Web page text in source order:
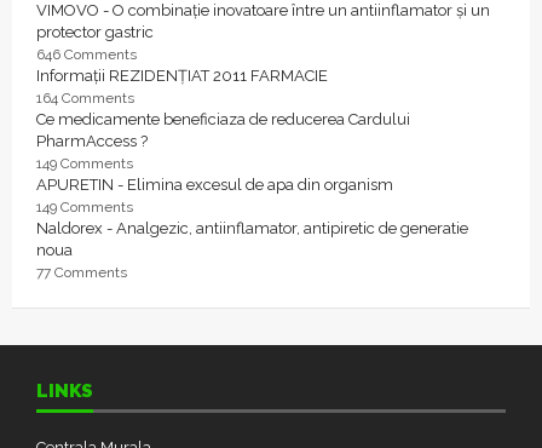
VIMOVO - O combinație inovatoare între un antiinflamator și un
protector gastric
646 Comments
Informații REZIDENȚIAT 2011 FARMACIE
164 Comments
Ce medicamente beneficiaza de reducerea Cardului
PharmAccess ?
149 Comments
APURETIN - Elimina excesul de apa din organism
149 Comments
Naldorex - Analgezic, antiinflamator, antipiretic de generatie
noua
77 Comments
LINKS